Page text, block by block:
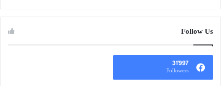
Follow Us
31٬997
Followers